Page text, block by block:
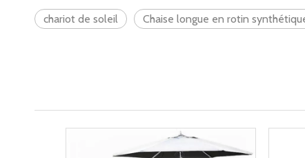
chariot de soleil Chaise longue en rotin